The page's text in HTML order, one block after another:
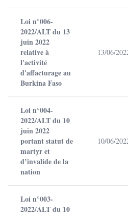
Loi n°006-
2022/ALT du 13
juin 2022
relative à
l'activité
d'affacturage au
Burkina Faso
13/06/
Loi n°004-
2022/ALT du 10
juin 2022
portant statut de
martyr et
d’invalide de la
nation
10/06/
Loi n°003-
2022/ALT du 10